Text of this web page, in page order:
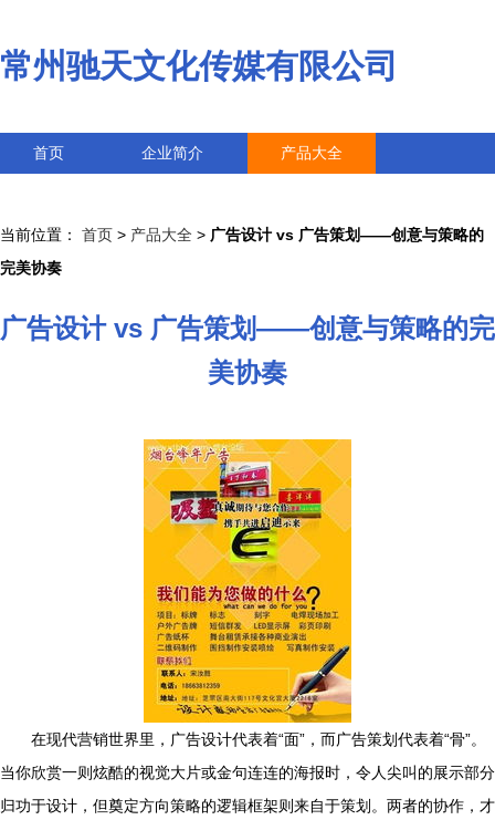
常州驰天文化传媒有限公司
首页 企业简介 产品大全
当前位置： 首页 > 产品大全 > 广告设计 vs 广告策划——创意与策略的
完美协奏
广告设计 vs 广告策划——创意与策略的完
美协奏
在现代营销世界里，广告设计代表着“面”，而广告策划代表着“骨”。
当你欣赏一则炫酷的视觉大片或金句连连的海报时，令人尖叫的展示部分
归功于设计，但奠定方向策略的逻辑框架则来自于策划。两者的协作，才